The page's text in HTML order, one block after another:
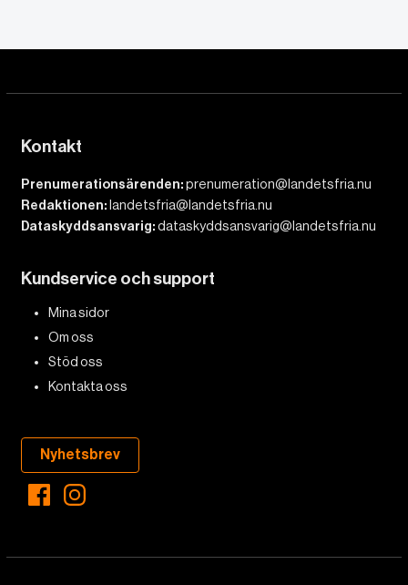
Kontakt
Prenumerationsärenden:prenumeration@landetsfria.nu
Redaktionen: landetsfria@landetsfria.nu
Dataskyddsansvarig:dataskyddsansvarig@landetsfria.nu
Kundservice och support
Mina sidor
Om oss
Stöd oss
Kontakta oss
Nyhetsbrev